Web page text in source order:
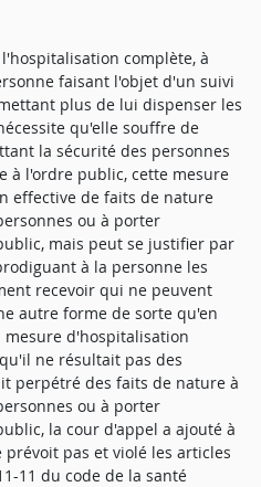
l'hospitalisation complète, à
faisant l'objet d'un suivi
plus de lui dispenser les
qu'elle souffre de
la sécurité des personnes
à l'ordre public, cette mesure
effective de faits de nature
ou à porter
mais peut se justifier par
à la personne les
recevoir qui ne peuvent
autre forme de sorte qu'en
d'hospitalisation
ne résultait pas des
perpétré des faits de nature à
ou à porter
la cour d'appel a ajouté à
pas et violé les articles
11 du code de la santé